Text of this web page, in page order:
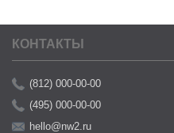
КОНТАКТЫ
(812) 000-00-00
(495) 000-00-00
hello@nw2.ru